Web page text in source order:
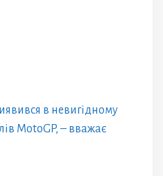
в невигідному
MotoGP, – вважає